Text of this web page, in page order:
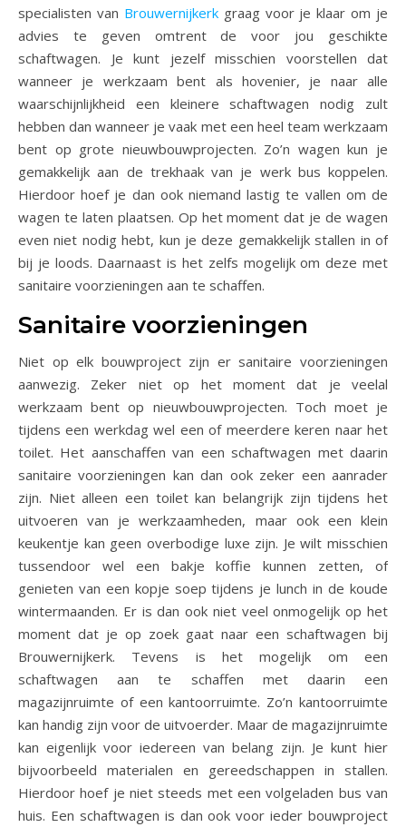
specialisten van Brouwernijkerkgraag voor je klaar om je
advies te geven omtrent de voor jou geschikte
schaftwagen. Je kunt jezelf misschien voorstellen dat
wanneer je werkzaam bent als hovenier, je naar alle
waarschijnlijkheid een kleinere schaftwagen nodig zult
hebben dan wanneer je vaak met een heel team werkzaam
bent op grote nieuwbouwprojecten. Zo’n wagen kun je
gemakkelijk aan de trekhaak van je werk bus koppelen.
Hierdoor hoef je dan ook niemand lastig te vallen om de
wagen te laten plaatsen. Op het moment dat je de wagen
even niet nodig hebt, kun je deze gemakkelijk stallen in of
bij je loods. Daarnaast is het zelfs mogelijk om deze met
sanitaire voorzieningen aan te schaffen.
Sanitaire voorzieningen
Niet op elk bouwproject zijn er sanitaire voorzieningen
aanwezig. Zeker niet op het moment dat je veelal
werkzaam bent op nieuwbouwprojecten. Toch moet je
tijdens een werkdag wel een of meerdere keren naar het
toilet. Het aanschaffen van een schaftwagen met daarin
sanitaire voorzieningen kan dan ook zeker een aanrader
zijn. Niet alleen een toilet kan belangrijk zijn tijdens het
uitvoeren van je werkzaamheden, maar ook een klein
keukentje kan geen overbodige luxe zijn. Je wilt misschien
tussendoor wel een bakje koffie kunnen zetten, of
genieten van een kopje soep tijdens je lunch in de koude
wintermaanden. Er is dan ook niet veel onmogelijk op het
moment dat je op zoek gaat naar een schaftwagen bij
Brouwernijkerk. Tevens is het mogelijk om een
schaftwagen aan te schaffen met daarin een
magazijnruimte of een kantoorruimte. Zo’n kantoorruimte
kan handig zijn voor de uitvoerder. Maar de magazijnruimte
kan eigenlijk voor iedereen van belang zijn. Je kunt hier
bijvoorbeeld materialen en gereedschappen in stallen.
Hierdoor hoef je niet steeds met een volgeladen bus van
huis. Een schaftwagen is dan ook voor ieder bouwproject